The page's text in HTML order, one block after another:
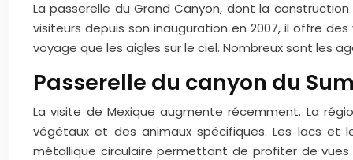
La passerelle du Grand Canyon, dont la
visiteurs depuis son inauguration en 2007, il offre
voyage que les aigles sur le ciel. Nombreux sont les
Passerelle du canyon du
La visite de Mexique augmente récemment. La
végétaux et des animaux spécifiques. Les lacs
métallique circulaire permettant de profiter de vues